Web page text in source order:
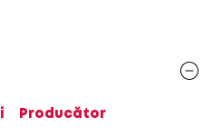
Producător